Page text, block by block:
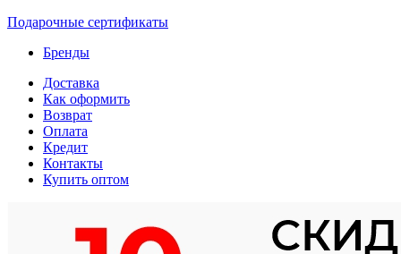
Подарочные сертификаты
Бренды
Доставка
Как оформить
Возврат
Оплата
Кредит
Контакты
Купить оптом